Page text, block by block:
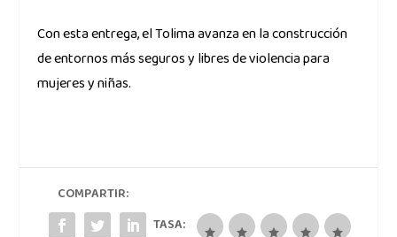
Con esta entrega, el Tolima avanza en la construcción
de entornos más seguros y libres de violencia para
mujeres y niñas.
COMPARTIR:
TASA: